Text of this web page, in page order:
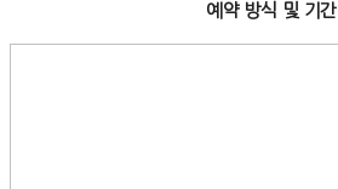
예약 방식 및 기간